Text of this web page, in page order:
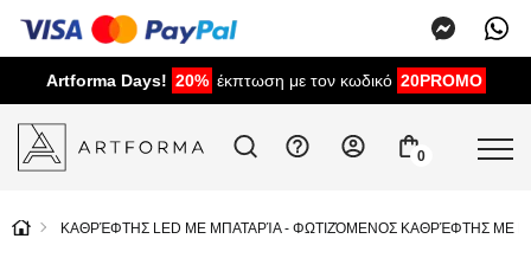
Artforma Days! 20% έκπτωση με τον κωδικό 20PROMO
0
ΚΑΘΡΈΦΤΗΣ LED ΜΕ ΜΠΑΤΑΡΊΑ - ΦΩΤΙΖΌΜΕΝΟΣ ΚΑΘΡΈΦΤΗΣ ΜΕ